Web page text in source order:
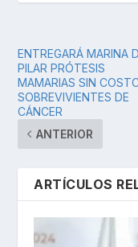
ENTREGARÁ MARINA
PILAR PRÓTESIS
MAMARIAS SIN
SOBREVIVIENTES DE
CÁNCER
ANTERIOR
ARTÍCULOS